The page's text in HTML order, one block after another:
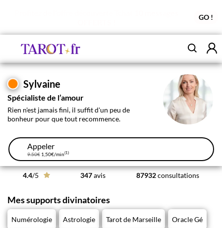
GO !
Sylvaine
Spécialiste de l’amour
Rien n'est jamais fini, il suffit d'un peu de
bonheur pour que tout recommence.
Appeler
9.50€1,50€/min(1)
4.4/5 347avis 87932consultations
Mes supports divinatoires
Numérologie Astrologie Tarot de Marseille Oracle Gé